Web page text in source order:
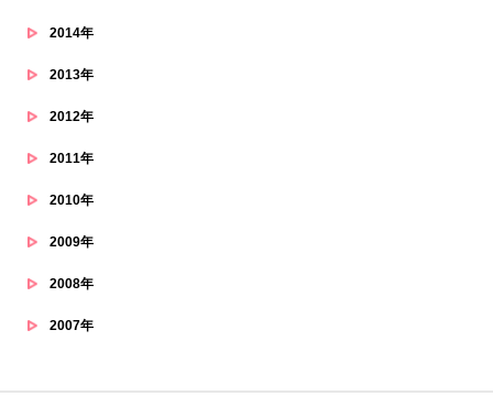
2014年
2013年
2012年
2011年
2010年
2009年
2008年
2007年